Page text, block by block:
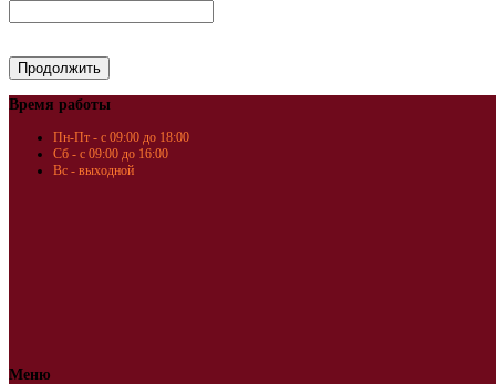
Время работы
Пн-Пт - с 09:00 до 18:00
Сб - с 09:00 до 16:00
Вс - выходной
Меню